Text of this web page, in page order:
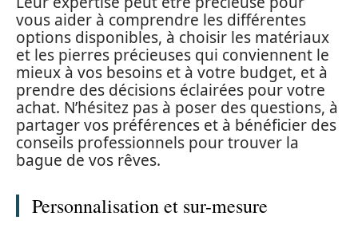
vous aider à comprendre les différentes
options disponibles, à choisir les matériaux
et les pierres précieuses qui conviennent le
mieux à vos besoins et à votre budget, et à
prendre des décisions éclairées pour votre
achat. N’hésitez pas à poser des questions, à
partager vos préférences et à bénéficier des
conseils professionnels pour trouver la
bague de vos rêves.
Personnalisation et sur-mesure